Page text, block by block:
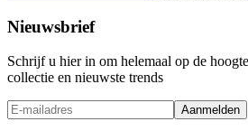
Nieuwsbrief
Schrijf u hier in om helemaal op de
collectie en nieuwste trends
Aanmelden